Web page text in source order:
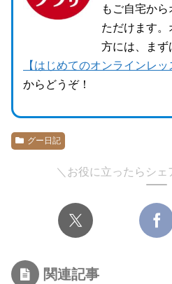
もご自宅か
ただけます
方には、まず
【はじめてのオンラインレッ
からどうぞ！
グー日記
＼お役に立ったらシェ
関連記事